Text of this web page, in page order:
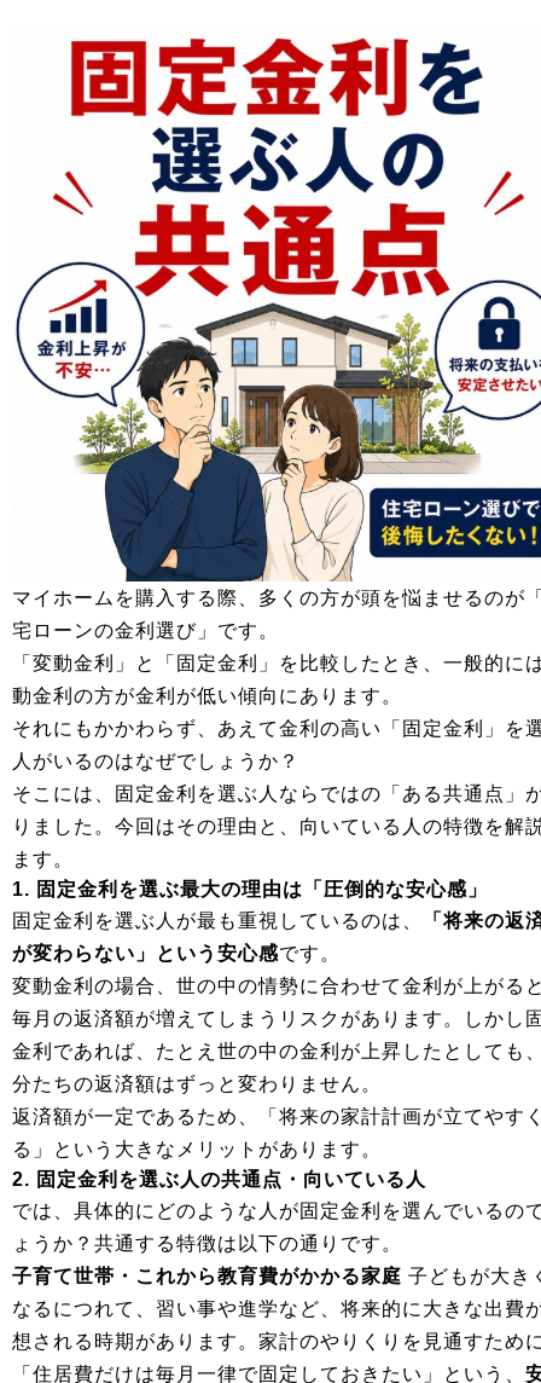
マイホームを購入する際、多くの方が頭を悩ませるのが
宅ローンの金利選び」です。
「変動金利」と「固定金利」を比較したとき、一般的に
動金利の方が金利が低い傾向にあります。
それにもかかわらず、あえて金利の高い「固定金利」を
人がいるのはなぜでしょうか？
そこには、固定金利を選ぶ人ならではの「ある共通点」
りました。今回はその理由と、向いている人の特徴を解
ます。
1. 固定金利を選ぶ最大の理由は「圧倒的な安心感」
固定金利を選ぶ人が最も重視しているのは、
「将来の返
が変わらない」という安心感です。
変動金利の場合、世の中の情勢に合わせて金利が上がる
毎月の返済額が増えてしまうリスクがあります。しかし
金利であれば、たとえ世の中の金利が上昇したとしても
分たちの返済額はずっと変わりません。
返済額が一定であるため、「将来の家計計画が立てやす
る」という大きなメリットがあります。
2. 固定金利を選ぶ人の共通点・向いている人
では、具体的にどのような人が固定金利を選んでいるの
ょうか？共通する特徴は以下の通りです。
子育て世帯・これから教育費がかかる家庭 子どもが大き
なるにつれて、習い事や進学など、将来的に大きな出費
想される時期があります。家計のやりくりを見通すため
「住居費だけは毎月一律で固定しておきたい」という、